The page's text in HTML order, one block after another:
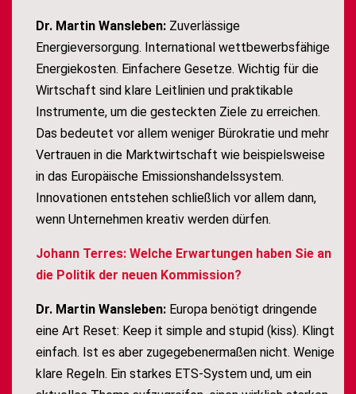
Dr. Martin Wansleben: Zuverlässige
Energieversorgung. International wettbewerbsfähige
Energiekosten. Einfachere Gesetze. Wichtig für die
Wirtschaft sind klare Leitlinien und praktikable
Instrumente, um die gesteckten Ziele zu erreichen.
Das bedeutet vor allem weniger Bürokratie und mehr
Vertrauen in die Marktwirtschaft wie beispielsweise
in das Europäische Emissionshandelssystem.
Innovationen entstehen schließlich vor allem dann,
wenn Unternehmen kreativ werden dürfen.
Johann Terres: Welche Erwartungen haben Sie an
die Politik der neuen Kommission?
Dr. Martin Wansleben: Europa benötigt dringende
eine Art Reset: Keep it simple and stupid (kiss). Klingt
einfach. Ist es aber zugegebenermaßen nicht. Wenige
klare Regeln. Ein starkes ETS-System und, um ein